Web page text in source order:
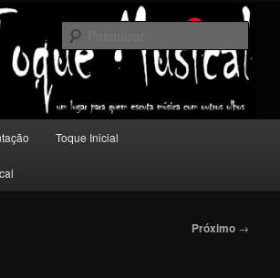
música com outros olhos.
Toque Inicial
Próximo →